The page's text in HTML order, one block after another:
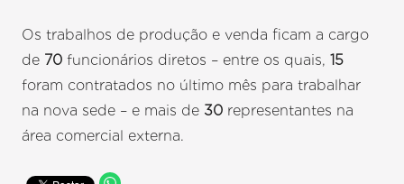
Os trabalhos de produção e venda ficam a cargo
de 70 funcionários diretos – entre os quais,15
foram contratados no último mês para trabalhar
na nova sede – e mais de 30 representantes na
área comercial externa.